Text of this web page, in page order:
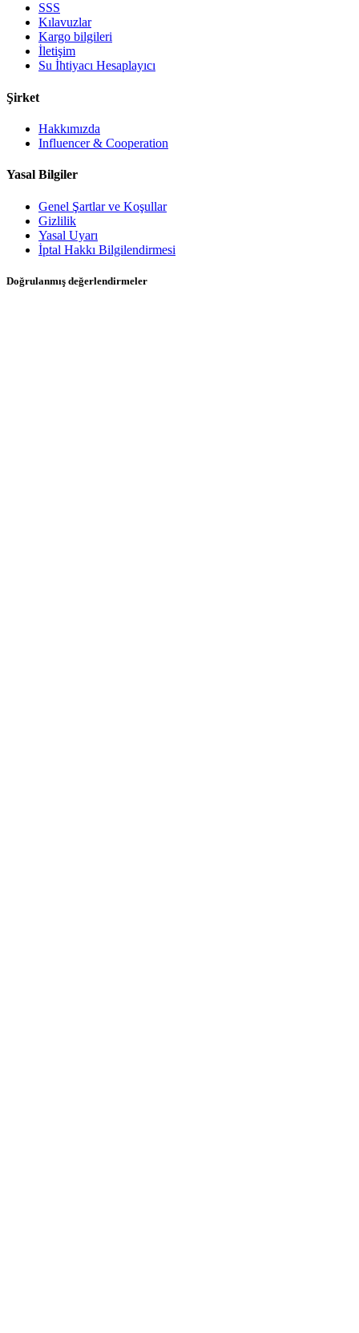
SSS
Kılavuzlar
Kargo bilgileri
İletişim
Su İhtiyacı Hesaplayıcı
Şirket
Hakkımızda
Influencer & Cooperation
Yasal Bilgiler
Genel Şartlar ve Koşullar
Gizlilik
Yasal Uyarı
İptal Hakkı Bilgilendirmesi
Doğrulanmış değerlendirmeler